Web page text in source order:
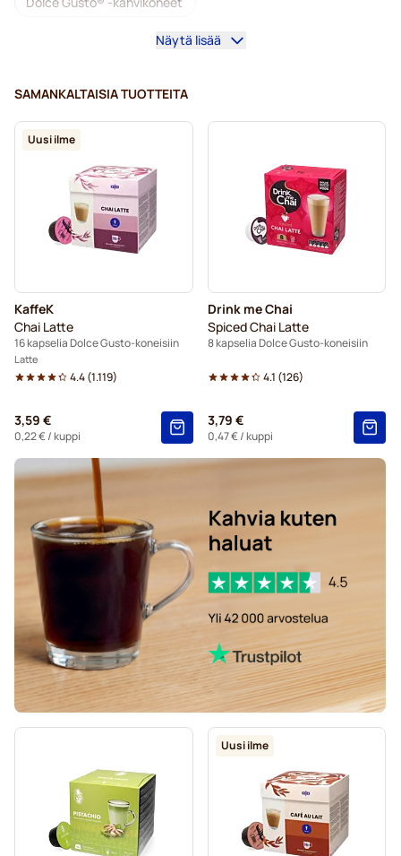
Dolce Gusto® -tarvikkeet
Kalkinpoisto ja huolto Dolce Gusto-kahvinkeittimeen
Segafredo-kahvikapselit Dolce Gusto -koneisiin
Café René -kahvikapselit Dolce Gusto -koneisiin
Caffè Borbone Dolce Gusto -koneisiin
Kapselit Dolce Gusto® -koneisiin
Gimoka-kapselit Dolce Gusto -koneisiin
Starbucks®-kapselit Dolce Gusto -koneisiin
Kaffekapslen-kahvikapselit Dolce Gusto -koneisiin
Starbucksin® grande-kapselit Dolce Gusto -koneisiin
Näytä lisää
SAMANKALTAISIA TUOTTEITA
Uusi ilme
KaffeK
Chai Latte
16 kapselia Dolce Gusto-koneisiin
Latte
4.4(1.119)
3,59 €
0,22 €/ kuppi
Drink me Chai
Spiced Chai Latte
8 kapselia Dolce Gusto-koneisiin
4.1 (126)
3,79 €
0,47 €/ kuppi
Uusi ilme